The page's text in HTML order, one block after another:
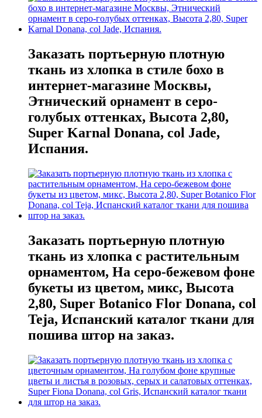
Заказать портьерную плотную
ткань из хлопка в стиле бохо в
интернет-магазине Москвы,
Этнический орнамент в серо-
голубых оттенках, Высота 2,80,
Super Karnal Donana, col Jade,
Испания.
Заказать портьерную плотную
ткань из хлопка с растительным
орнаментом, На серо-бежевом фоне
букеты из цветом, микс, Высота
2,80, Super Botanico Flor Donana, col
Teja, Испанский каталог ткани для
пошива штор на заказ.